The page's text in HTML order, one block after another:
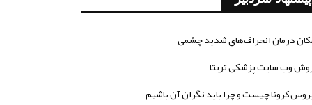
درمان انحراف‌های شدید چشمی
وب سایت پزشکی تریتا
کرونا چیست و چرا باید نگران آن باشیم